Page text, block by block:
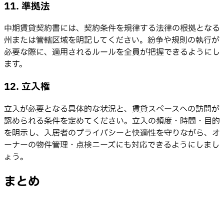
11. 準拠法
中期賃貸契約書には、契約条件を規律する法律の根拠となる
州または管轄区域を明記してください。紛争や規則の執行が
必要な際に、適用されるルールを全員が把握できるようにし
ます。
12. 立入権
立入が必要となる具体的な状況と、賃貸スペースへの訪問が
認められる条件を定めてください。立入の頻度・時間・目的
を明示し、入居者のプライバシーと快適性を守りながら、オ
ーナーの物件管理・点検ニーズにも対応できるようにしまし
ょう。
まとめ